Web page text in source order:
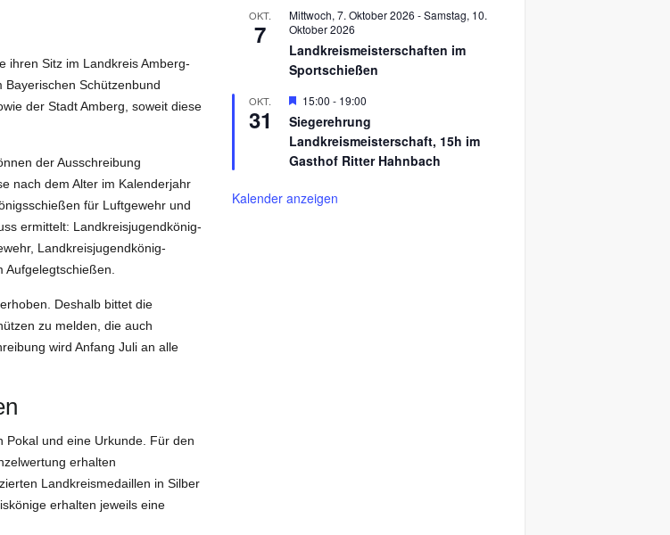
ihren Sitz im Landkreis Amberg-
Bayerischen Schützenbund
der Stadt Amberg, soweit diese
der Ausschreibung
nach dem Alter im Kalenderjahr
für Luftgewehr und
ermittelt: Landkreisjugendkönig-
Landkreisjugendkönig-
Deshalb bittet die
zu melden, die auch
wird Anfang Juli an alle
Pokal und eine Urkunde. Für den
erhalten
Landkreismedaillen in Silber
erhalten jeweils eine
b
e
r
g
h
o
e
OKT.
7
Mittwoch, 7. Oktober 2026 -Samstag, 10.
Oktober 2026
Landkreismeisterschaften im
Sportschießen
OKT.
31
H
r
v
o
r
e
15:00 - 19:00
Siegerehrung
Landkreismeisterschaft, 15h im
Gasthof Ritter Hahnbach
Kalender anzeigen